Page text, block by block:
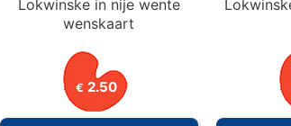
Lokwinske in nije wente
wenskaart
€ 2.50